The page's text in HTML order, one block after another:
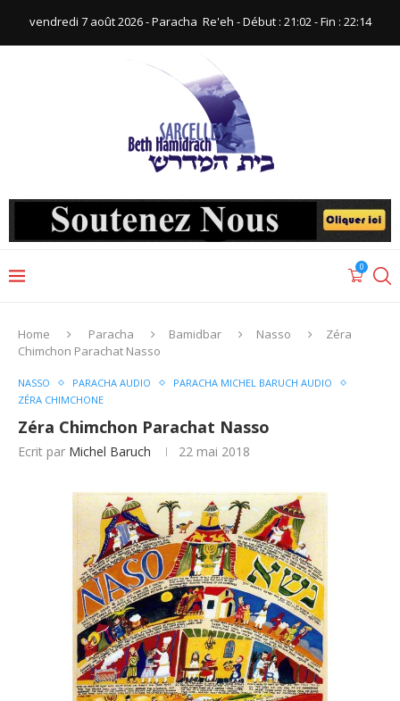
vendredi 7 août 2026 - Paracha ‪ Re'eh‬ - Début : 21:02‬ - Fin : ‪22:14‬
0
Home Paracha Bamidbar Nasso
Zéra
Chimchon Parachat Nasso
NASSO PARACHA AUDIO
PARACHA MICHEL BARUCH AUDIO
ZÉRA CHIMCHONE
Zéra Chimchon Parachat Nasso
Ecrit par Michel Baruch 22 mai 2018